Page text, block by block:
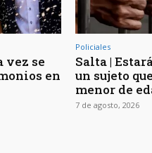
vez se
en
Policiales
Salta |
un sujeto
menor de
7 de agosto, 2026